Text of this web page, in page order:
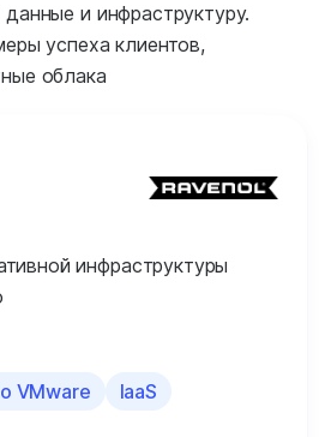
и инфраструктуру.
успеха клиентов,
облака
инфраструктуры
VMware
IaaS